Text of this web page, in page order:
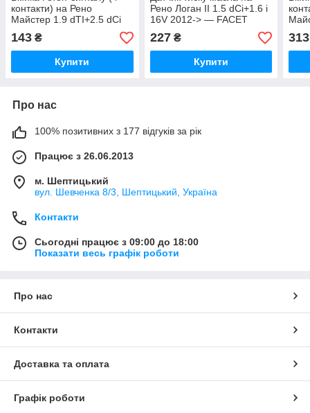
контакти) на Рено
Майстер 1.9 dTI+2.5 dCi
— ASAM (Румунія) - 30465
143 ₴
Купити
Рено Логан II 1.5 dCi+1.6 i
16V 2012-> — FACET
(Італія) 70178
227₴
Купити
—
313
Про нас
100% позитивних з 177 відгуків за рік
Працює з 26.06.2013
м. Шептицький
вул. Шевченка 8/3, Шептицький, Україна
Контакти
Сьогодні працює з 09:00 до 18:00
Показати весь графік роботи
Про нас
Контакти
Доставка та оплата
Графік роботи